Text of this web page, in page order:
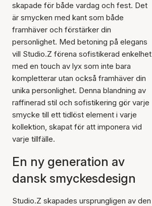
skapade för både vardag och fest. Det
är smycken med kant som både
framhäver och förstärker din
personlighet. Med betoning på elegans
vill Studio.Z förena sofistikerad enkelhet
med en touch av lyx som inte bara
kompletterar utan också framhäver din
unika personlighet. Denna blandning av
raffinerad stil och sofistikering gör varje
smycke till ett tidlöst element i varje
kollektion, skapat för att imponera vid
varje tillfälle.
En ny generation av
dansk smyckesdesign
Studio.Z skapades ursprungligen av den